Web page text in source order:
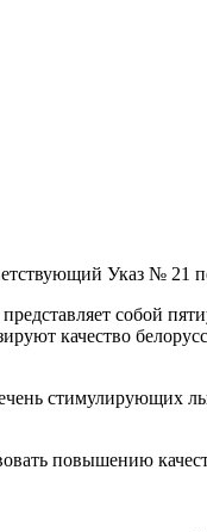
Указ № 21
собой
качество
стимулирующих
повышению